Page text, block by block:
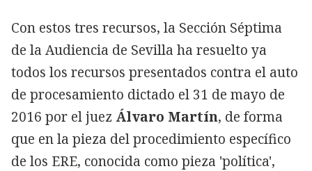
Con estos tres recursos, la Sección Séptima
de la Audiencia de Sevilla ha resuelto ya
todos los recursos presentados contra el auto
de procesamiento dictado el 31 de mayo de
2016 por el juez Álvaro Martín, de forma
que en la pieza del procedimiento específico
de los ERE, conocida como pieza 'política',